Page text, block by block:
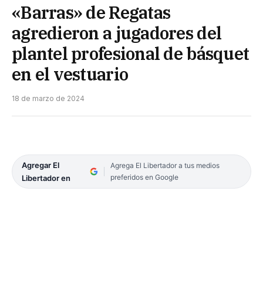
«Barras» de Regatas
agredieron a jugadores del
plantel profesional de básquet
en el vestuario
18 de marzo de 2024
Agregar El
Libertador en
Agrega El Libertador a tus medios
preferidos en Google